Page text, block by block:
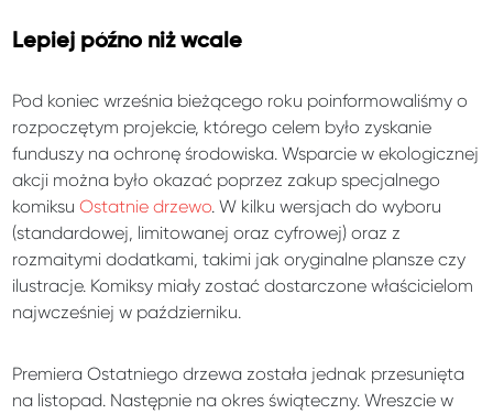
Lepiej późno niż wcale
Pod koniec września bieżącego roku poinformowaliśmy o
rozpoczętym projekcie, którego celem było zyskanie
funduszy na ochronę środowiska. Wsparcie w ekologicznej
akcji można było okazać poprzez zakup specjalnego
komiksuOstatnie drzewo. W kilku wersjach do wyboru
(standardowej, limitowanej oraz cyfrowej) oraz z
rozmaitymi dodatkami, takimi jak oryginalne plansze czy
ilustracje. Komiksy miały zostać dostarczone właścicielom
najwcześniej w październiku.
Premiera Ostatniego drzewa została jednak przesunięta
na listopad. Następnie na okres świąteczny. Wreszcie w